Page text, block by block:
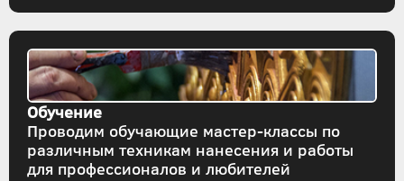
Обучение
Проводим обучающие мастер-классы по
различным техникам нанесения и работы
для профессионалов и любителей